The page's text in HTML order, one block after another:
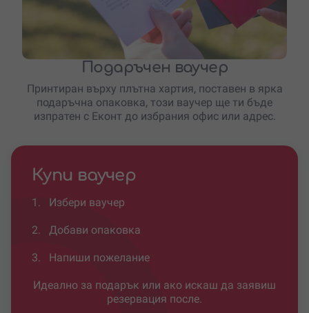
Подаръчен ваучер
Принтиран върху плътна хартия, поставен в ярка
подаръчна опаковка, този ваучер ще ти бъде
изпратен с Еконт до избрания офис или адрес.
Купи ваучер
1. Избери ваучер
2. Добави опаковка
3. Напиши пожелание
Идеално за подарък или ако искаш да заявиш
резервация после.